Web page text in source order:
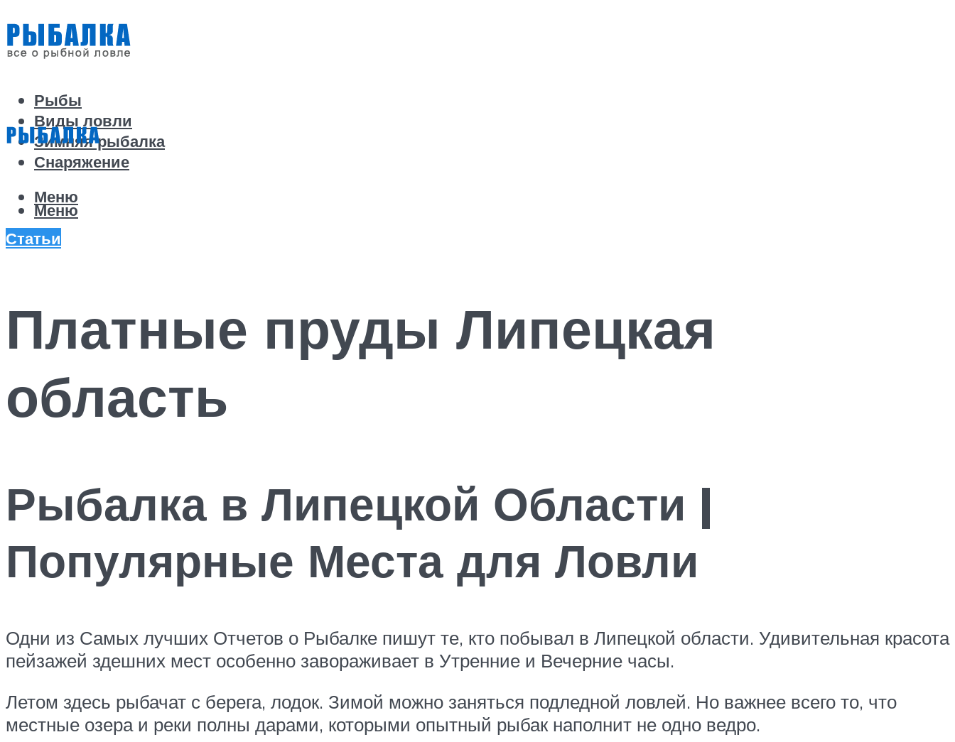
Рыбы
Виды ловли
Зимняя рыбалка
Снаряжение
Меню
Меню
Статьи
Платные пруды Липецкая
область
Рыбалка в Липецкой Области |
Популярные Места для Ловли
Одни из Самых лучших Отчетов о Рыбалке пишут те, кто побывал в Липецкой области. Удивительная красота
пейзажей здешних мест особенно завораживает в Утренние и Вечерние часы.
Летом здесь рыбачат с берега, лодок. Зимой можно заняться подледной ловлей. Но важнее всего то, что
местные озера и реки полны дарами, которыми опытный рыбак наполнит не одно ведро.